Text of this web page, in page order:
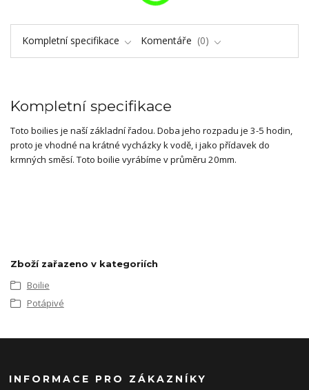
Kompletní specifikace Komentáře 0
Kompletní specifikace
Toto boilies je naší základní řadou. Doba jeho rozpadu je 3-5 hodin,
proto je vhodné na krátné vycházky k vodě, i jako přídavek do
krmných směsí. Toto boilie vyrábíme v průměru 20mm.
Zboží zařazeno v kategoriích
Boilie
Potápivé
INFORMACE PRO ZÁKAZNÍKY